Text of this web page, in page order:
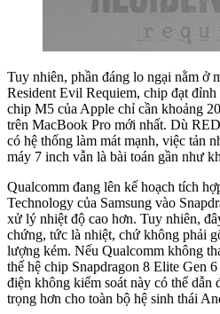
Tuy nhiên, phần đáng lo ngại nằm ở
Resident Evil Requiem, chip đạt
chip M5 của Apple chỉ cần khoảng
trên MacBook Pro mới nhất. Dù
có hệ thống làm mát mạnh, việc tản
máy 7 inch vẫn là bài toán gần như
Qualcomm đang lên kế hoạch tích
Technology của Samsung vào
xử lý nhiệt độ cao hơn. Tuy nhiên,
chứng, tức là nhiệt, chứ không phải
lượng kém. Nếu Qualcomm không
thế hệ chip Snapdragon 8 Elite Gen
điện không kiểm soát này có thể dẫn
trọng hơn cho toàn bộ hệ sinh thái